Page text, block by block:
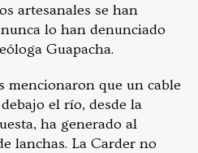
artesanales se han
lo han denunciado
Guapacha.
mencionaron que un cable
el río, desde la
ha generado al
lanchas. La Carder no